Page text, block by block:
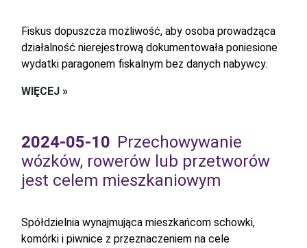
Fiskus dopuszcza możliwość, aby osoba prowadząca
działalność nierejestrową dokumentowała poniesione
wydatki paragonem fiskalnym bez danych nabywcy.
WIĘCEJ »
2024-05-10 Przechowywanie
wózków, rowerów lub przetworów
jest celem mieszkaniowym
Spółdzielnia wynajmująca mieszkańcom schowki,
komórki i piwnice z przeznaczeniem na cele